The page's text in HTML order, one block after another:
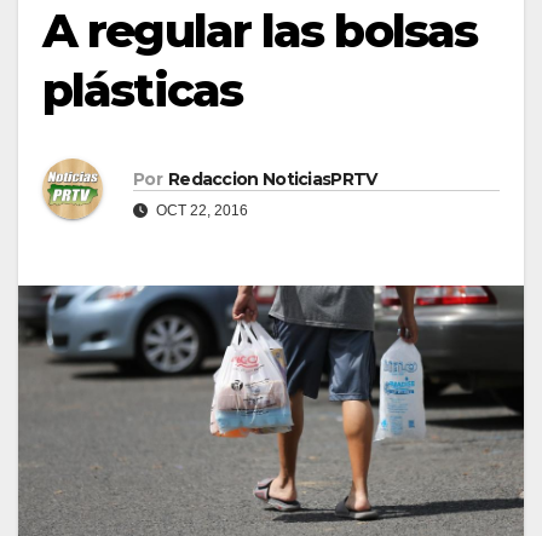
A regular las bolsas
plásticas
Por Redaccion NoticiasPRTV
OCT 22, 2016